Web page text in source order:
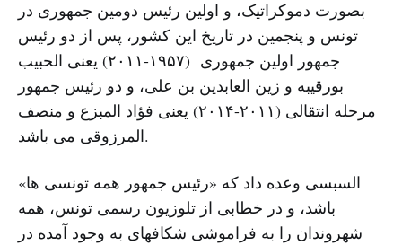
بصورت دموکراتیک، و اولین رئیس دومین جمهوری در
تونس و پنجمین در تاریخ این کشور، پس از دو رئیس
جمهور اولین جمهوری (۱۹۵۷-۲۰۱۱) یعنی الحبیب
بورقیبه و زین العابدین بن علی، و دو رئیس جمهور
مرحله انتقالی (۲۰۱۱-۲۰۱۴) یعنی فؤاد المبزع و منصف
المرزوقی می باشد.
السبسی وعده داد که «رئیس جمهور همه تونسی ها»
باشد، و در خطابی از تلوزیون رسمی تونس، همه
شهروندان را به فراموشی شکافهای به وجود آمده در